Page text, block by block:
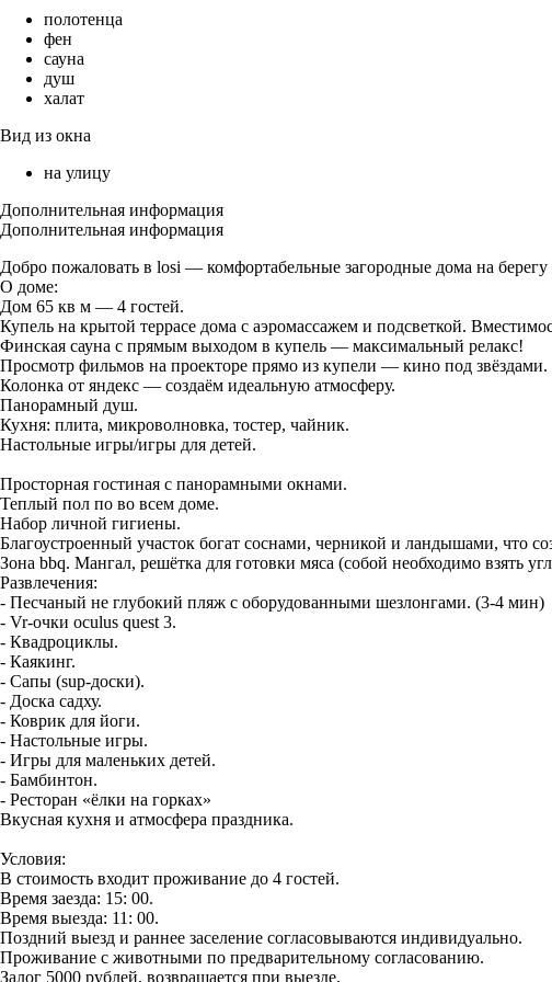
полотенца
фен
сауна
душ
халат
Вид из окна
на улицу
Дополнительная информация
Дополнительная информация
Добро пожаловать в losi — комфортабельные загородные дома на берегу
О доме:
Дом 65 кв м — 4 гостей.
Купель на крытой террасе дома с аэромассажем и подсветкой.
Финская сауна с прямым выходом в купель — максимальный релакс!
Просмотр фильмов на проекторе прямо из купели — кино под звёздами.
Колонка от яндекс — создаём идеальную атмосферу.
Панорамный душ.
Кухня: плита, микроволновка, тостер, чайник.
Настольные игры/игры для детей.
Просторная гостиная с панорамными окнами.
Теплый пол по во всем доме.
Набор личной гигиены.
Благоустроенный участок богат соснами, черникой и ландышами, что
Зона bbq. Мангал, решётка для готовки мяса (собой необходимо взять
Развлечения:
- Песчаный не глубокий пляж с оборудованными шезлонгами. (3-4 мин)
- Vr-очки oculus quest 3.
- Квадроциклы.
- Каякинг.
- Сапы (sup-доски).
- Доска садху.
- Коврик для йоги.
- Настольные игры.
- Игры для маленьких детей.
- Бамбинтон.
- Ресторан «ёлки на горках»
Вкусная кухня и атмосфера праздника.
Условия:
В стоимость входит проживание до 4 гостей.
Время заезда: 15: 00.
Время выезда: 11: 00.
Поздний выезд и раннее заселение согласовываются индивидуально.
Проживание с животными по предварительному согласованию.
Залог 5000 рублей, возвращается при выезде.